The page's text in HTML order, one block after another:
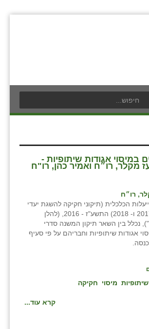
במיסוי אגודות שיתופיות -
רו״ח
הכלכלית (תיקוני חקיקה להשגת יעדי
התקציב לשנות 2017 ו- 2018) התשע"ז - 2016, (להלן
"), נכלל בין השאר תיקון המשנה סדרי
אגודות שיתופיות וחבריהם על פי סעיף
מיסוי חקיקה
קרא עוד...
החקלאי